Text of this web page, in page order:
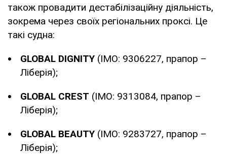
також провадити дестабілізаційну діяльність,
зокрема через своїх регіональних проксі. Це
такі судна:
GLOBAL DIGNITY (IMO: 9306227, прапор –
Ліберія);
GLOBAL CREST (IMO: 9313084, прапор –
Ліберія);
GLOBAL BEAUTY (IMO: 9283727, прапор –
Ліберія);